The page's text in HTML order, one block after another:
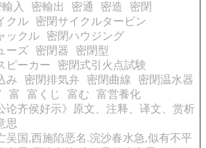
入 密輸出 密通 密造
密閉
クル
密閉サイクルタービン
ックル
密閉ハウジング
ーズ
密閉器
密閉型
ピーカー
密閉式引火点試験
み
密閉排気弁 密閉曲線
密閉温水器
富 富くじ 富む
富営養化
论齐侯好示》原文、注释、译文、赏析
思
吴国,西施陷恶名.浣沙春水急,似有不平